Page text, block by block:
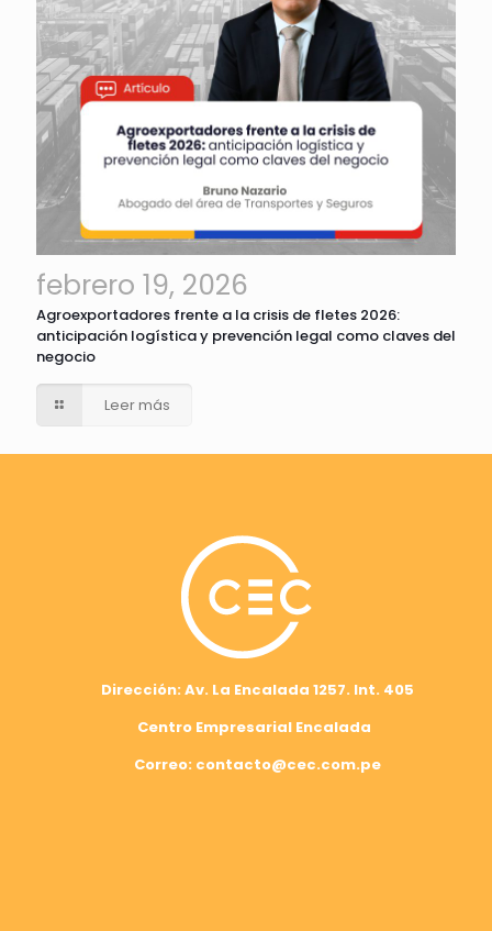
febrero 19, 2026
Agroexportadores frente a la crisis de fletes 2026:
anticipación logística y prevención legal como claves del
negocio
Leer más
Dirección: Av. La Encalada 1257. Int. 405
Centro Empresarial Encalada
Correo: contacto@cec.com.pe